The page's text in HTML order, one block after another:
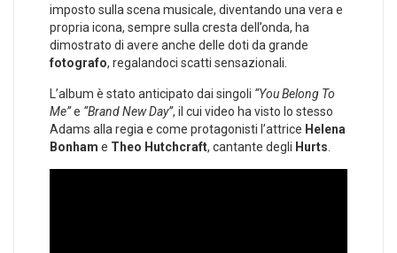
imposto sulla scena musicale, diventando una vera e
propria icona, sempre sulla cresta dell’onda, ha
dimostrato di avere anche delle doti da grande
fotografo, regalandoci scatti sensazionali.
L’album è stato anticipato dai singoli “You Belong To
Me”e “Brand New Day”, il cui video ha visto lo stesso
Adams alla regia e come protagonisti l’attrice Helena
Bonham e Theo Hutchcraft, cantante degli Hurts